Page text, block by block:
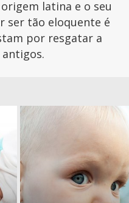
latina e o seu
ser tão eloquente é
por resgatar a